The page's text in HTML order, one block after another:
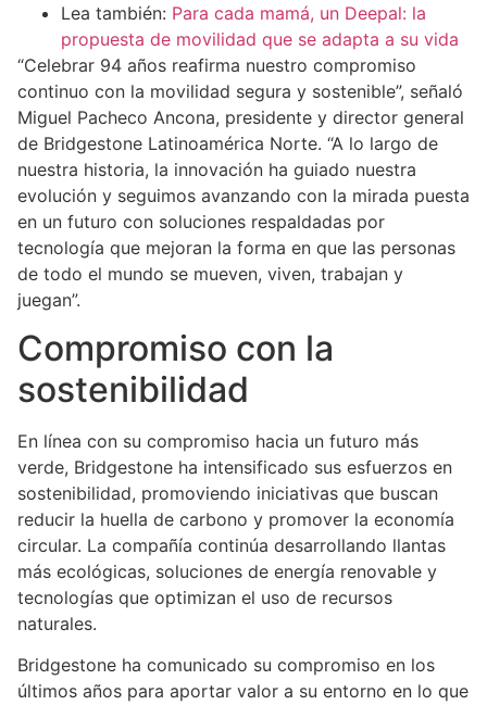
Lea también: Para cada mamá, un Deepal: la
propuesta de movilidad que se adapta a su vida
“Celebrar 94 años reafirma nuestro compromiso
continuo con la movilidad segura y sostenible”, señaló
Miguel Pacheco Ancona, presidente y director general
de Bridgestone Latinoamérica Norte. “A lo largo de
nuestra historia, la innovación ha guiado nuestra
evolución y seguimos avanzando con la mirada puesta
en un futuro con soluciones respaldadas por
tecnología que mejoran la forma en que las personas
de todo el mundo se mueven, viven, trabajan y
juegan”.
Compromiso con la
sostenibilidad
En línea con su compromiso hacia un futuro más
verde, Bridgestone ha intensificado sus esfuerzos en
sostenibilidad, promoviendo iniciativas que buscan
reducir la huella de carbono y promover la economía
circular. La compañía continúa desarrollando llantas
más ecológicas, soluciones de energía renovable y
tecnologías que optimizan el uso de recursos
naturales.
Bridgestone ha comunicado su compromiso en los
últimos años para aportar valor a su entorno en lo que